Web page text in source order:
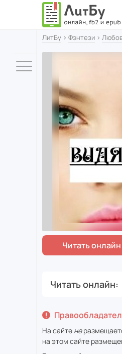
ЛитБу › Фэнтези ›
Читать онлайн
На сайте не
на этом сайте